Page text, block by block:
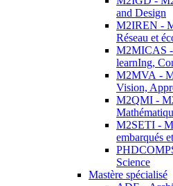
and Design
M2IREN -
Réseau et
M2MICAS
learnIng,
M2MVA -
Vision,
M2QMI -
M2SETI -
embarqués
Science
Mastère spécialisé